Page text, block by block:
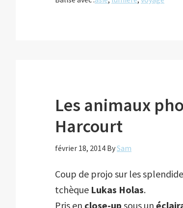
Les animaux
Harcourt
février 18, 2014 BySam
Coup de projo sur les
tchèque Lukas Holas.
Pris en close-up sous un